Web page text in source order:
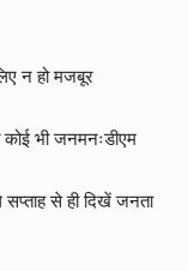
न हो मजबूर
भी जनमनःडीएम
से ही दिखें जनता